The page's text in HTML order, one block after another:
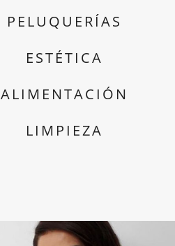
PELUQUERÍAS
ESTÉTICA
ALIMENTACIÓN
LIMPIEZA